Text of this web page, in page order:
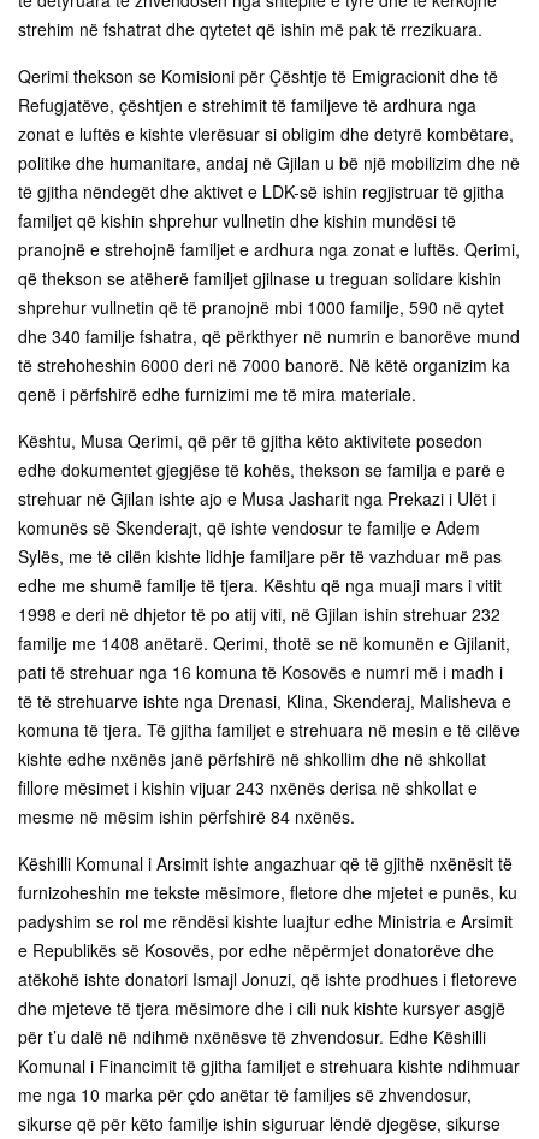
strehim në fshatrat dhe qytetet që ishin më pak të rrezikuara.
Qerimi thekson se Komisioni për Çështje të Emigracionit dhe të
Refugjatëve, çështjen e strehimit të familjeve të ardhura nga
zonat e luftës e kishte vlerësuar si obligim dhe detyrë kombëtare,
politike dhe humanitare, andaj në Gjilan u bë një mobilizim dhe në
të gjitha nëndegët dhe aktivet e LDK-së ishin regjistruar të gjitha
familjet që kishin shprehur vullnetin dhe kishin mundësi të
pranojnë e strehojnë familjet e ardhura nga zonat e luftës. Qerimi,
që thekson se atëherë familjet gjilnase u treguan solidare kishin
shprehur vullnetin që të pranojnë mbi 1000 familje, 590 në qytet
dhe 340 familje fshatra, që përkthyer në numrin e banorëve mund
të strehoheshin 6000 deri në 7000 banorë. Në këtë organizim ka
qenë i përfshirë edhe furnizimi me të mira materiale.
Kështu, Musa Qerimi, që për të gjitha këto aktivitete posedon
edhe dokumentet gjegjëse të kohës, thekson se familja e parë e
strehuar në Gjilan ishte ajo e Musa Jasharit nga Prekazi i Ulët i
komunës së Skenderajt, që ishte vendosur te familje e Adem
Sylës, me të cilën kishte lidhje familjare për të vazhduar më pas
edhe me shumë familje të tjera. Kështu që nga muaji mars i vitit
1998 e deri në dhjetor të po atij viti, në Gjilan ishin strehuar 232
familje me 1408 anëtarë. Qerimi, thotë se në komunën e Gjilanit,
pati të strehuar nga 16 komuna të Kosovës e numri më i madh i
të të strehuarve ishte nga Drenasi, Klina, Skenderaj, Malisheva e
komuna të tjera. Të gjitha familjet e strehuara në mesin e të cilëve
kishte edhe nxënës janë përfshirë në shkollim dhe në shkollat
fillore mësimet i kishin vijuar 243 nxënës derisa në shkollat e
mesme në mësim ishin përfshirë 84 nxënës.
Këshilli Komunal i Arsimit ishte angazhuar që të gjithë nxënësit të
furnizoheshin me tekste mësimore, fletore dhe mjetet e punës, ku
padyshim se rol me rëndësi kishte luajtur edhe Ministria e Arsimit
e Republikës së Kosovës, por edhe nëpërmjet donatorëve dhe
atëkohë ishte donatori Ismajl Jonuzi, që ishte prodhues i fletoreve
dhe mjeteve të tjera mësimore dhe i cili nuk kishte kursyer asgjë
për t’u dalë në ndihmë nxënësve të zhvendosur. Edhe Këshilli
Komunal i Financimit të gjitha familjet e strehuara kishte ndihmuar
me nga 10 marka për çdo anëtar të familjes së zhvendosur,
sikurse që për këto familje ishin siguruar lëndë djegëse, sikurse